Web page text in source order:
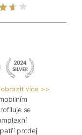
více >>
se
prodej